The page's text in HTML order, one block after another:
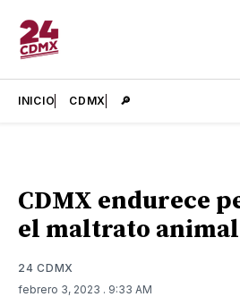
INICIO CDMX 🔎
CDMX endurece
el maltrato animal
24 CDMX
febrero 3, 2023 . 9:33 AM